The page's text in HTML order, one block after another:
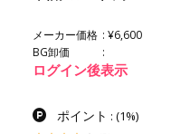
メーカー価格
¥6,600
BG卸価
ログイン後表示
ポイント : (1%)